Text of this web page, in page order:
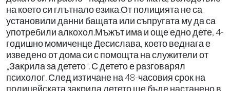
на което си глътнало езика.От полицията не са
установили данни бащата или съпругата му да са
употребили алкохол.Мъжът има и още едно дете, 4-
годишно момиченце Десислава, което веднага е
изведено от дома си с помощта на служители от
„Закрила за детето". С детето е разговарял
психолог. След изтичане на 48-часовия срок на
полицейската закрила детето ще бъде настанено в